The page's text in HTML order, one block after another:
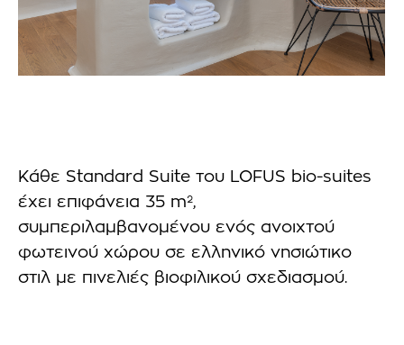
Κάθε Standard Suite του LOFUS bio-suites
έχει επιφάνεια 35 m²,
συμπεριλαμβανομένου ενός ανοιχτού
φωτεινού χώρου σε ελληνικό νησιώτικο
στιλ με πινελιές βιοφιλικού σχεδιασμού.